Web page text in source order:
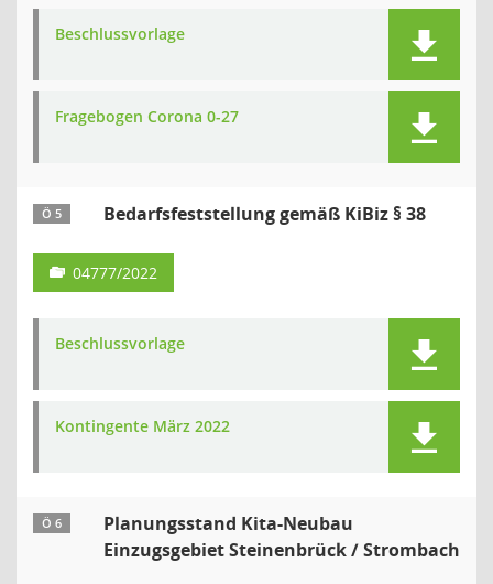
Beschlussvorlage
Fragebogen Corona 0-27
Ö 5 Bedarfsfeststellung gemäß KiBiz § 38
04777/2022
Beschlussvorlage
Kontingente März 2022
Ö 6
Planungsstand Kita-Neubau
Einzugsgebiet Steinenbrück / Strombach